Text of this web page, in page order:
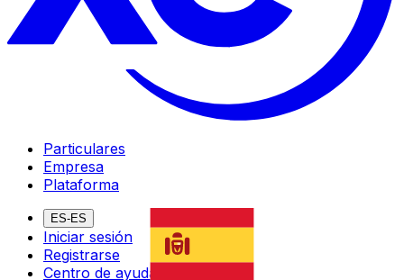
Particulares
Empresa
Plataforma
ES-ES
Iniciar sesión
Registrarse
Centro de ayuda